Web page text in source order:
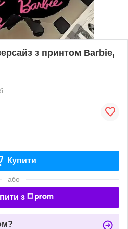
з принтом Barbie,
Купити
або
з